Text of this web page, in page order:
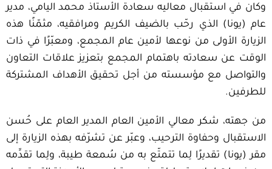
وكان في استقبال معاليه سعادة الأستاذ محمد اليامي، مدير
عام (يونا) الذي رحّب بالضيف الكريم ومرافقيه، مثمّنًا هذه
الزيارة الأولى من نوعها لأمين عام المجمع، ومعبّرًا في ذات
الوقت عن سعادته باهتمام المجمع بتعزيز علاقات التعاون
والتواصل مع مؤسسته من أجل تحقيق الأهداف المشتركة
للطرفين.
من جهته، شكر معالي الأمين العام المدير العام على حُسن
الاستقبال وحفاوة الترحيب، وعبّر عن تشرّفه بهذه الزيارة إلى
مقر (يونا) تقديرًا لِما تتمتّع به من سُمعة طيبة، ولِما تقدِّمه